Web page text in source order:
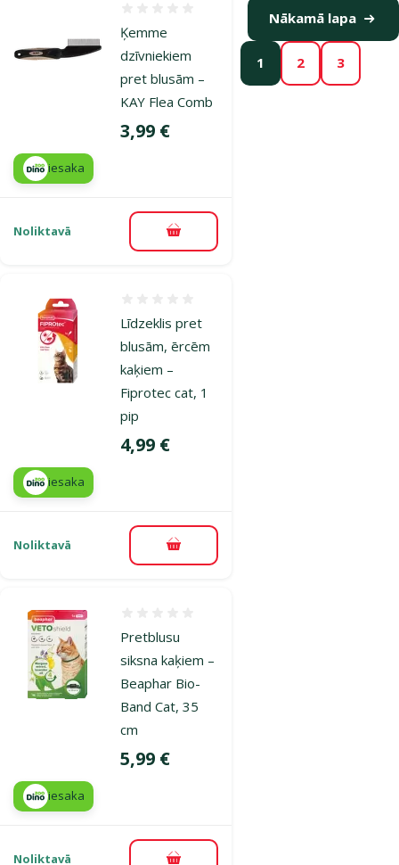
Ķemme
dzīvniekiem
pret blusām –
KAY Flea Comb
Cena
3,99 €
iesaka
Noliktavā Pievienot grozam
Līdzeklis pret
blusām, ērcēm
kaķiem –
Fiprotec cat, 1
pip
Cena
4,99 €
iesaka
Noliktavā Pievienot grozam
Pretblusu
siksna kaķiem –
Beaphar Bio-
Band Cat, 35
cm
Cena
5,99 €
iesaka
Noliktavā
1 2 3
Nākamā lapa